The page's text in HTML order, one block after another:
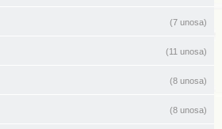
(7 unosa)
(11 unosa)
(8 unosa)
(8 unosa)